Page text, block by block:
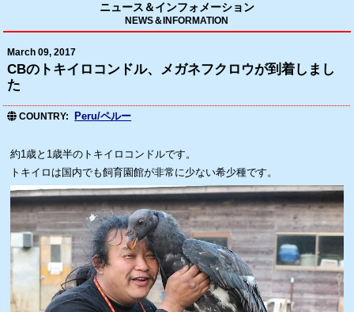
ニュース＆インフォメーション
NEWS＆INFORMATION
March 09, 2017
CBのトキイロコンドル、メガネフクロウが到着しまし
た
COUNTRY Peru/ペルー
約1歳と1歳半のトキイロコンドルです。
トキイロは国内でも飼育園館が非常に少ない希少種です。